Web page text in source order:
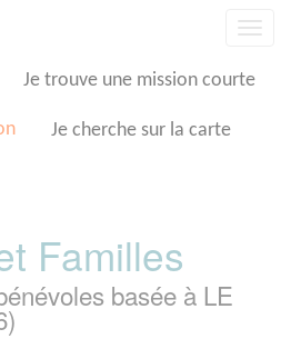
Je trouve une mission courte
Je cherche sur la carte
Familles
basée à LE